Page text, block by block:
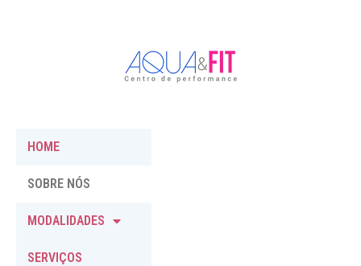
HOME
SOBRE NÓS
MODALIDADES
SERVIÇOS